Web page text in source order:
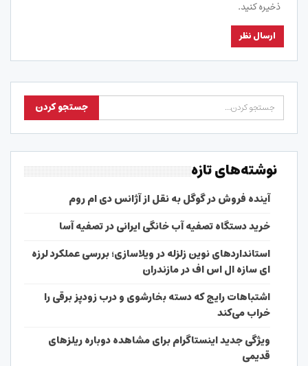
ذخیره کنید.
نوشته‌های تازه
آینده فروش در گوگل به نقل از آژانس دی ام روم
خرید دستگاه تصفیه آب خانگی ایرانی در تصفیه آسا
استانداردهای نوین زلزله در ویلاسازی؛ بررسی عملکرد لرزه
ای سازه ال اس اف در مازندران
اشتباهات رایج که دسته بخارشوی و درب زودپز برقی را
خراب می‌کند
ویژگی جدید اینستاگرام برای مشاهده دوباره ریلزهای
قدیمی